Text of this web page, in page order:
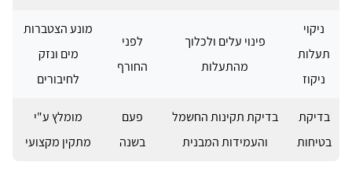
ניקוי
תעלות
ניקוז
פינוי עלים ולכלוך
מהתעלות
לפני
החורף
מונע הצטברות
מים ונזק
לחיבורים
בדיקת
בטיחות
בדיקת תקינות החשמל
והעמידות המבנית
פעם
בשנה
מומלץ ע"י
מתקין מקצועי